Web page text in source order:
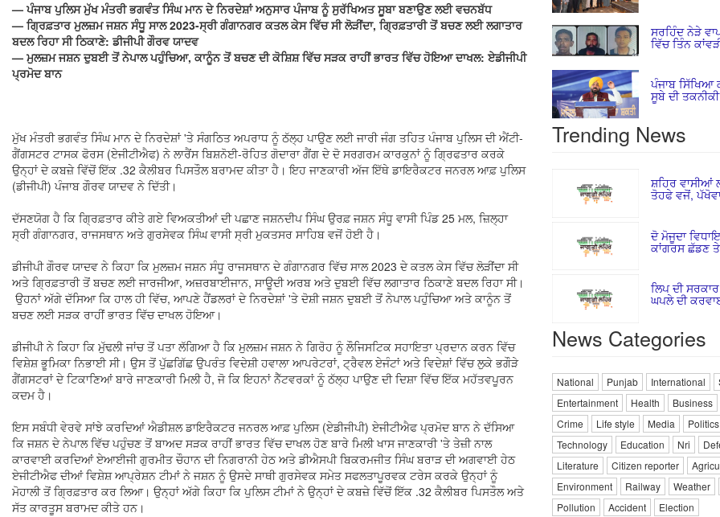
— ਪੰਜਾਬ ਪੁਲਿਸ ਮੁੱਖ ਮੰਤਰੀ ਭਗਵੰਤ ਸਿੰਘ ਮਾਨ ਦੇ ਨਿਰਦੇਸ਼ਾਂ ਅਨੁਸਾਰ ਪੰਜਾਬ ਨੂੰ ਸੁਰੱਖਿਅਤ ਸੂਬਾ ਬਣਾਉਣ ਲਈ ਵਚਨਬੱਧ
— ਗ੍ਰਿਫ਼ਤਾਰ ਮੁਲਜ਼ਮ ਜਸ਼ਨ ਸੰਧੂ ਸਾਲ 2023-ਸ੍ਰੀ ਗੰਗਾਨਗਰ ਕਤਲ ਕੇਸ ਵਿੱਚ ਸੀ ਲੋੜੀਂਦਾ, ਗ੍ਰਿਫ਼ਤਾਰੀ ਤੋਂ ਬਚਣ ਲਈ ਲਗਾਤਾਰ
ਬਦਲ ਰਿਹਾ ਸੀ ਠਿਕਾਣੇ: ਡੀਜੀਪੀ ਗੌਰਵ ਯਾਦਵ
— ਮੁਲਜ਼ਮ ਜਸ਼ਨ ਦੁਬਈ ਤੋਂ ਨੇਪਾਲ ਪਹੁੰਚਿਆ, ਕਾਨੂੰਨ ਤੋਂ ਬਚਣ ਦੀ ਕੋਸ਼ਿਸ਼ ਵਿੱਚ ਸੜਕ ਰਾਹੀਂ ਭਾਰਤ ਵਿੱਚ ਹੋਇਆ ਦਾਖਲ: ਏਡੀਜੀਪੀ
ਪ੍ਰਮੋਦ ਬਾਨ
ਮੁੱਖ ਮੰਤਰੀ ਭਗਵੰਤ ਸਿੰਘ ਮਾਨ ਦੇ ਨਿਰਦੇਸ਼ਾਂ 'ਤੇ ਸੰਗਠਿਤ ਅਪਰਾਧ ਨੂੰ ਠੱਲ੍ਹ ਪਾਉਣ ਲਈ ਜਾਰੀ ਜੰਗ ਤਹਿਤ ਪੰਜਾਬ ਪੁਲਿਸ ਦੀ ਐਂਟੀ-
ਗੈਂਗਸਟਰ ਟਾਸਕ ਫੋਰਸ (ਏਜੀਟੀਐਫ) ਨੇ ਲਾਰੈਂਸ ਬਿਸ਼ਨੋਈ-ਰੋਹਿਤ ਗੋਦਾਰਾ ਗੈਂਗ ਦੇ ਦੋ ਸਰਗਰਮ ਕਾਰਕੁਨਾਂ ਨੂੰ ਗ੍ਰਿਫਤਾਰ ਕਰਕੇ
ਉਨ੍ਹਾਂ ਦੇ ਕਬਜ਼ੇ ਵਿੱਚੋਂ ਇੱਕ .32 ਕੈਲੀਬਰ ਪਿਸਤੌਲ ਬਰਾਮਦ ਕੀਤਾ ਹੈ। ਇਹ ਜਾਣਕਾਰੀ ਅੱਜ ਇੱਥੇ ਡਾਇਰੈਕਟਰ ਜਨਰਲ ਆਫ਼ ਪੁਲਿਸ
(ਡੀਜੀਪੀ) ਪੰਜਾਬ ਗੌਰਵ ਯਾਦਵ ਨੇ ਦਿੱਤੀ।
ਦੱਸਣਯੋਗ ਹੈ ਕਿ ਗ੍ਰਿਫ਼ਤਾਰ ਕੀਤੇ ਗਏ ਵਿਅਕਤੀਆਂ ਦੀ ਪਛਾਣ ਜਸ਼ਨਦੀਪ ਸਿੰਘ ਉਰਫ਼ ਜਸ਼ਨ ਸੰਧੂ ਵਾਸੀ ਪਿੰਡ 25 ਮਲ, ਜ਼ਿਲ੍ਹਾ
ਸ੍ਰੀ ਗੰਗਾਨਗਰ, ਰਾਜਸਥਾਨ ਅਤੇ ਗੁਰਸੇਵਕ ਸਿੰਘ ਵਾਸੀ ਸ੍ਰੀ ਮੁਕਤਸਰ ਸਾਹਿਬ ਵਜੋਂ ਹੋਈ ਹੈ।
ਡੀਜੀਪੀ ਗੌਰਵ ਯਾਦਵ ਨੇ ਕਿਹਾ ਕਿ ਮੁਲਜ਼ਮ ਜਸ਼ਨ ਸੰਧੂ ਰਾਜਸਥਾਨ ਦੇ ਗੰਗਾਨਗਰ ਵਿੱਚ ਸਾਲ 2023 ਦੇ ਕਤਲ ਕੇਸ ਵਿੱਚ ਲੋੜੀਂਦਾ ਸੀ
ਅਤੇ ਗ੍ਰਿਫ਼ਤਾਰੀ ਤੋਂ ਬਚਣ ਲਈ ਜਾਰਜੀਆ, ਅਜ਼ਰਬਾਈਜਾਨ, ਸਾਊਦੀ ਅਰਬ ਅਤੇ ਦੁਬਈ ਵਿੱਚ ਲਗਾਤਾਰ ਠਿਕਾਣੇ ਬਦਲ ਰਿਹਾ ਸੀ।
ਉਹਨਾਂ ਅੱਗੇ ਦੱਸਿਆ ਕਿ ਹਾਲ ਹੀ ਵਿੱਚ, ਆਪਣੇ ਹੈਂਡਲਰਾਂ ਦੇ ਨਿਰਦੇਸ਼ਾਂ 'ਤੇ ਦੋਸ਼ੀ ਜਸ਼ਨ ਦੁਬਈ ਤੋਂ ਨੇਪਾਲ ਪਹੁੰਚਿਆ ਅਤੇ ਕਾਨੂੰਨ ਤੋਂ
ਬਚਣ ਲਈ ਸੜਕ ਰਾਹੀਂ ਭਾਰਤ ਵਿੱਚ ਦਾਖਲ ਹੋਇਆ।
ਡੀਜੀਪੀ ਨੇ ਕਿਹਾ ਕਿ ਮੁੱਢਲੀ ਜਾਂਚ ਤੋਂ ਪਤਾ ਲੱਗਿਆ ਹੈ ਕਿ ਮੁਲਜ਼ਮ ਜਸ਼ਨ ਨੇ ਗਿਰੋਹ ਨੂੰ ਲੌਜਿਸਟਿਕ ਸਹਾਇਤਾ ਪ੍ਰਦਾਨ ਕਰਨ ਵਿੱਚ
ਵਿਸ਼ੇਸ਼ ਭੂਮਿਕਾ ਨਿਭਾਈ ਸੀ। ਉਸ ਤੋਂ ਪੁੱਛਗਿੱਛ ਉਪਰੰਤ ਵਿਦੇਸ਼ੀ ਹਵਾਲਾ ਆਪਰੇਟਰਾਂ, ਟ੍ਰੈਵਲ ਏਜੰਟਾਂ ਅਤੇ ਵਿਦੇਸ਼ਾਂ ਵਿੱਚ ਲੁਕੇ ਭਗੌੜੇ
ਗੈਂਗਸਟਰਾਂ ਦੇ ਟਿਕਾਣਿਆਂ ਬਾਰੇ ਜਾਣਕਾਰੀ ਮਿਲੀ ਹੈ, ਜੋ ਕਿ ਇਹਨਾਂ ਨੈੱਟਵਰਕਾਂ ਨੂੰ ਠੱਲ੍ਹ ਪਾਉਣ ਦੀ ਦਿਸ਼ਾ ਵਿੱਚ ਇੱਕ ਮਹੱਤਵਪੂਰਨ
ਕਦਮ ਹੈ।
ਇਸ ਸਬੰਧੀ ਵੇਰਵੇ ਸਾਂਝੇ ਕਰਦਿਆਂ ਐਡੀਸ਼ਲ ਡਾਇਰੈਕਟਰ ਜਨਰਲ ਆਫ਼ ਪੁਲਿਸ (ਏਡੀਜੀਪੀ) ਏਜੀਟੀਐਫ ਪ੍ਰਮੋਦ ਬਾਨ ਨੇ ਦੱਸਿਆ
ਕਿ ਜਸ਼ਨ ਦੇ ਨੇਪਾਲ ਵਿੱਚ ਪਹੁੰਚਣ ਤੋਂ ਬਾਅਦ ਸੜਕ ਰਾਹੀਂ ਭਾਰਤ ਵਿੱਚ ਦਾਖਲ ਹੋਣ ਬਾਰੇ ਮਿਲੀ ਖਾਸ ਜਾਣਕਾਰੀ 'ਤੇ ਤੇਜ਼ੀ ਨਾਲ
ਕਾਰਵਾਈ ਕਰਦਿਆਂ ਏਆਈਜੀ ਗੁਰਮੀਤ ਚੌਹਾਨ ਦੀ ਨਿਗਰਾਨੀ ਹੇਠ ਅਤੇ ਡੀਐਸਪੀ ਬਿਕਰਮਜੀਤ ਸਿੰਘ ਬਰਾੜ ਦੀ ਅਗਵਾਈ ਹੇਠ
ਏਜੀਟੀਐਫ ਦੀਆਂ ਵਿਸ਼ੇਸ਼ ਆਪ੍ਰੇਸ਼ਨ ਟੀਮਾਂ ਨੇ ਜਸ਼ਨ ਨੂੰ ਉਸਦੇ ਸਾਥੀ ਗੁਰਸੇਵਕ ਸਮੇਤ ਸਫਲਤਾਪੂਰਵਕ ਟਰੇਸ ਕਰਕੇ ਉਨ੍ਹਾਂ ਨੂੰ
ਮੋਹਾਲੀ ਤੋਂ ਗ੍ਰਿਫ਼ਤਾਰ ਕਰ ਲਿਆ। ਉਨ੍ਹਾਂ ਅੱਗੇ ਕਿਹਾ ਕਿ ਪੁਲਿਸ ਟੀਮਾਂ ਨੇ ਉਨ੍ਹਾਂ ਦੇ ਕਬਜ਼ੇ ਵਿੱਚੋਂ ਇੱਕ .32 ਕੈਲੀਬਰ ਪਿਸਤੌਲ ਅਤੇ
ਸੱਤ ਕਾਰਤੂਸ ਬਰਾਮਦ ਕੀਤੇ ਹਨ।
ਸਰਹਿੰਦ ਨੇੜੇ
ਵਿੱਚ ਤਿੰਨ
ਪੰਜਾਬ ਸਿੱਖਿਆ
ਸੂਬੇ ਦੀ
Trending News
ਸ਼ਹਿਰ ਵਾਸੀਆਂ
ਤੋਹਫੇ ਵਜੋਂ,
ਦੋ ਮੋਜੂਦਾ
ਕਾਂਗਰਸ ਛੱਡਣ
ਲਿਪ ਦੀ
ਘਪਲੇ ਦੀ
News Categories
National Punjab International
Entertainment
Health
Business
Crime
Life style Media
Politics
Technology
Education Nri
Literature
Citizen reporter
Environment
Railway
Weather
Pollution
Accident
Election